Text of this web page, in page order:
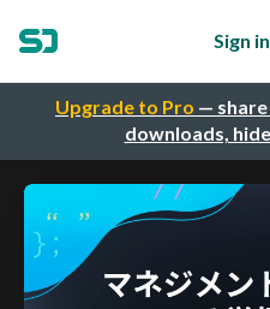
Upgrade to Pro —
downloads,
Sign in